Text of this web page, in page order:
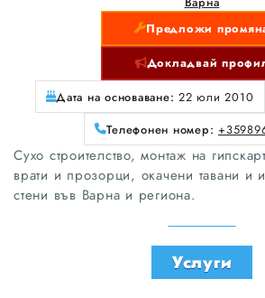
Предложи
Докладвай
Дата на основаване: 22 юли 2010
Телефонен номер:
Сухо строителство, монтаж на
врати и прозорци, окачени тавани и
стени във Варна и региона.
Услуги